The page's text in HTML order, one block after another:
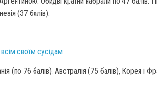
(37 балів).
своїм сусідам
(по 76 балів), Австралія (75 балів), Корея і